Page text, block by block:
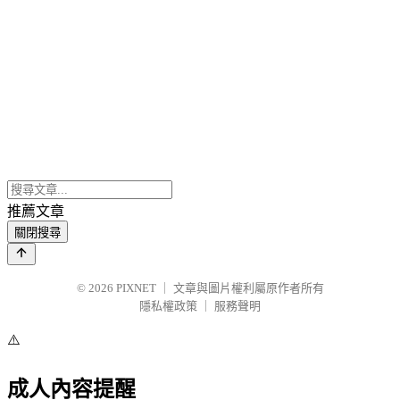
推薦文章
關閉搜尋
© 2026 PIXNET
文章與圖片權利屬原作者所有
隱私權政策
服務聲明
⚠️
成人內容提醒